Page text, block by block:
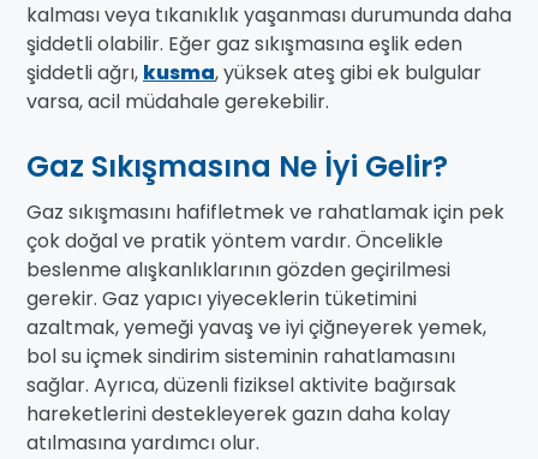
kalması veya tıkanıklık yaşanması durumunda daha
şiddetli olabilir. Eğer gaz sıkışmasına eşlik eden
şiddetli ağrı, kusma, yüksek ateş gibi ek bulgular
varsa, acil müdahale gerekebilir.
Gaz Sıkışmasına Ne İyi Gelir?
Gaz sıkışmasını hafifletmek ve rahatlamak için pek
çok doğal ve pratik yöntem vardır. Öncelikle
beslenme alışkanlıklarının gözden geçirilmesi
gerekir. Gaz yapıcı yiyeceklerin tüketimini
azaltmak, yemeği yavaş ve iyi çiğneyerek yemek,
bol su içmek sindirim sisteminin rahatlamasını
sağlar. Ayrıca, düzenli fiziksel aktivite bağırsak
hareketlerini destekleyerek gazın daha kolay
atılmasına yardımcı olur.